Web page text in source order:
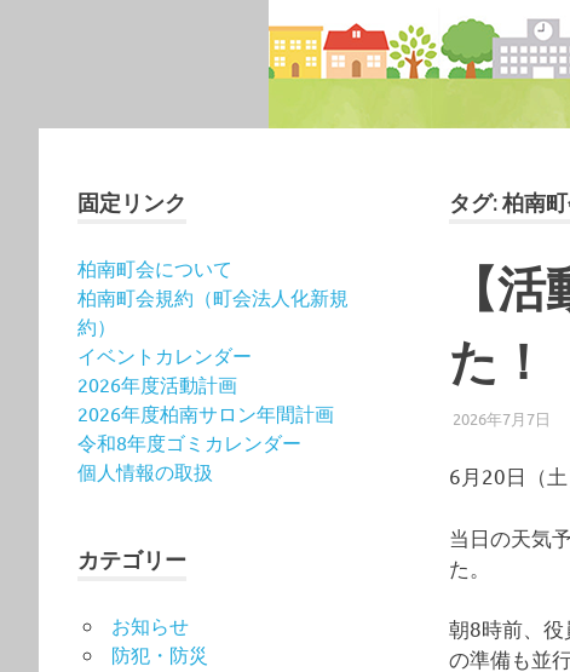
タグ:柏南
【
た！
2026年7月7日
6月20日（
当日の天気
た。
朝8時前、
の準備も並
固定リンク
柏南町会について
柏南町会規約（町会法人化新規
約）
イベントカレンダー
2026年度活動計画
2026年度柏南サロン年間計画
令和8年度ゴミカレンダー
個人情報の取扱
カテゴリー
お知らせ
防犯・防災